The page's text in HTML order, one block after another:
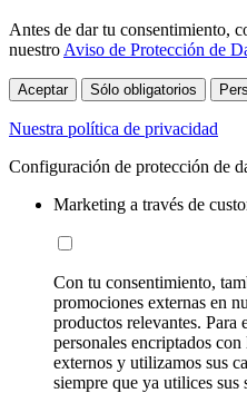
Antes de dar tu consentimiento,
nuestro Aviso de Protección de
Aceptar Sólo obligatorios
Nuestra política de privacidad
Configuración de protección de
Marketing a través de
Con tu consentimiento,
promociones externas en
productos relevantes. Para
personales encriptados
externos y utilizamos sus
siempre que ya utilices sus